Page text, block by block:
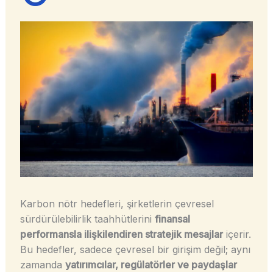
Karbon nötr hedefleri, şirketlerin çevresel
sürdürülebilirlik taahhütlerini finansal
performansla ilişkilendiren stratejik mesajlariçerir.
Bu hedefler, sadece çevresel bir girişim değil; aynı
zamanda yatırımcılar, regülatörler ve paydaşlar